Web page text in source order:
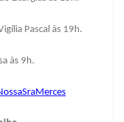
Pascal às 19h.
às 9h.